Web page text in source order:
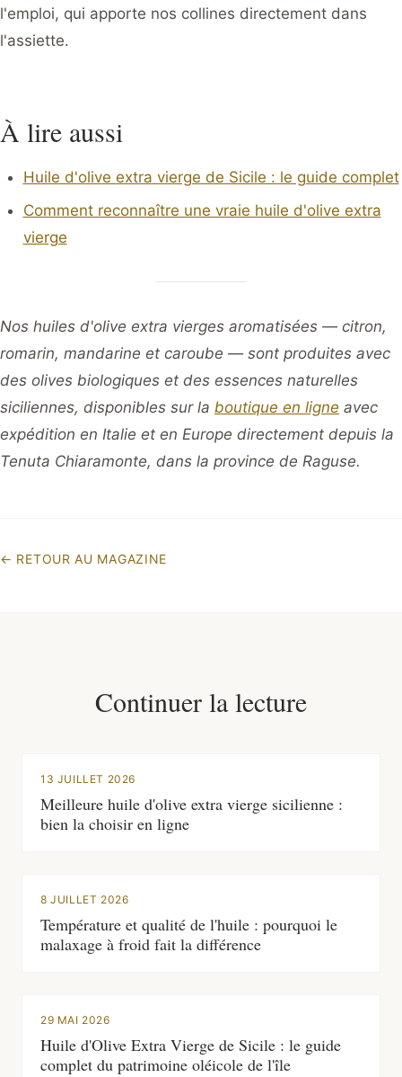
l'emploi, qui apporte nos collines directement dans
l'assiette.
À lire aussi
Huile d'olive extra vierge de Sicile : le guide complet
Comment reconnaître une vraie huile d'olive extra
vierge
Nos huiles d'olive extra vierges aromatisées — citron,
romarin, mandarine et caroube — sont produites avec
des olives biologiques et des essences naturelles
siciliennes, disponibles sur la boutique en ligne avec
expédition en Italie et en Europe directement depuis la
Tenuta Chiaramonte, dans la province de Raguse.
← RETOUR AU MAGAZINE
Continuer la lecture
13 JUILLET 2026
Meilleure huile d'olive extra vierge sicilienne :
bien la choisir en ligne
8 JUILLET 2026
Température et qualité de l'huile : pourquoi le
malaxage à froid fait la différence
29 MAI 2026
Huile d'Olive Extra Vierge de Sicile : le guide
complet du patrimoine oléicole de l'île